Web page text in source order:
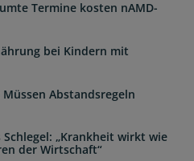
Termine kosten nAMD-
bei Kindern mit
Abstandsregeln
„Krankheit wirkt wie
der Wirtschaft“